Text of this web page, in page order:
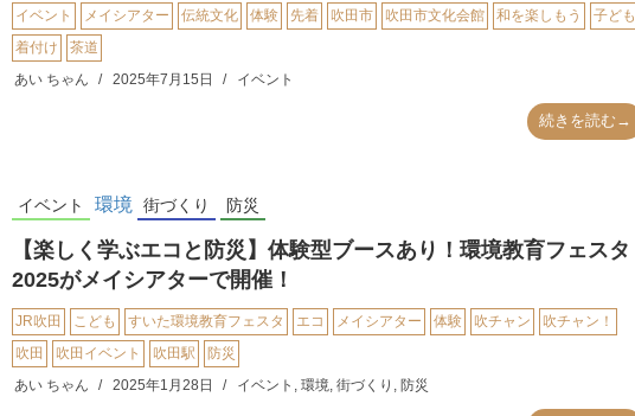
イベント メイシアター 伝統文化 体験 先着 吹田市 吹田市文化会館 和を楽しもう
子ども
着付け
茶道
あい ちゃん
2025年7月15日 イベント
続きを読む→
イベント 環境 街づくり 防災
【楽しく学ぶエコと防災】体験型ブースあり！環境教育フェスタ
2025がメイシアターで開催！
JR吹田 こども すいた環境教育フェスタ エコ メイシアター 体験 吹チャン
吹チャン！
吹田
吹田イベント 吹田駅
防災
あい ちゃん
2025年1月28日 イベント , 環境, 街づくり , 防災